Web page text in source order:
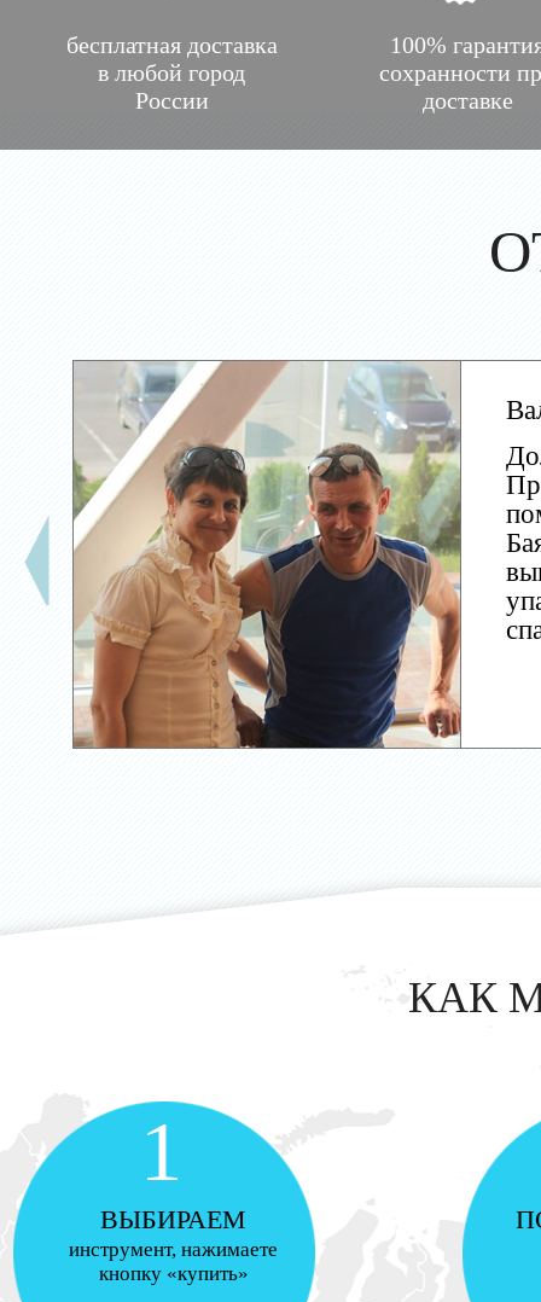
бесплатная доставка
в любой город
России
100%
сохранности
доставке
КАК
1
ВЫБИРАЕМ
инструмент, нажимаете
кнопку «купить»